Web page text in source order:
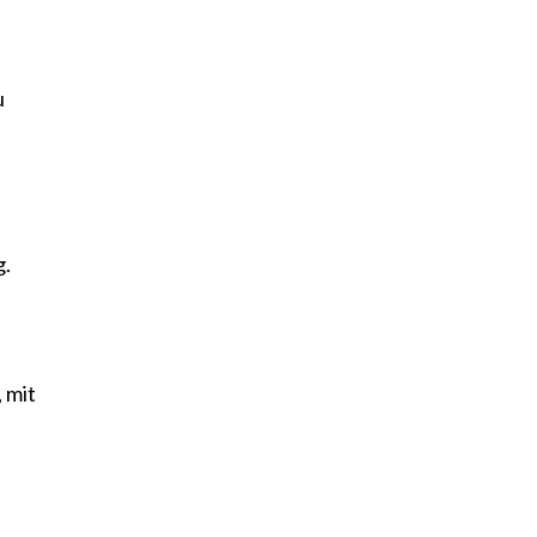
mit